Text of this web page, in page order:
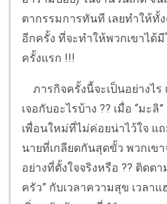
ตากรรมการทันที เลยทำให้ทั้
อีกครั้ง ที่จะทำให้พวกเขาได้
ครั้งแรก !!!
ภารกิจครั้งนี้จะเป็นอย่างไร
เจอกับอะไรบ้าง ?? เมื่อ “มะ
เพื่อนใหม่ที่ไม่ค่อยน่าไว้ใจ แ
นายที่เกลียดกันสุดขั้ว พวกเข
อย่างที่ตั้งใจจริงหรือ ?? ติดต
ครัว” กับเวลาความสุข เวลา